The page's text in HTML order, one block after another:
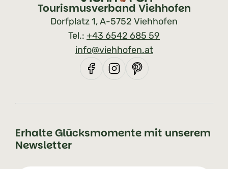
Tourismusverband Viehhofen
Dorfplatz 1, A-5752 Viehhofen
Tel.: +43 6542 685 59
info@viehhofen.at
Erhalte Glücksmomente mit unserem
Newsletter